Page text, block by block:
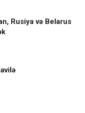
Rusiya və Belarus